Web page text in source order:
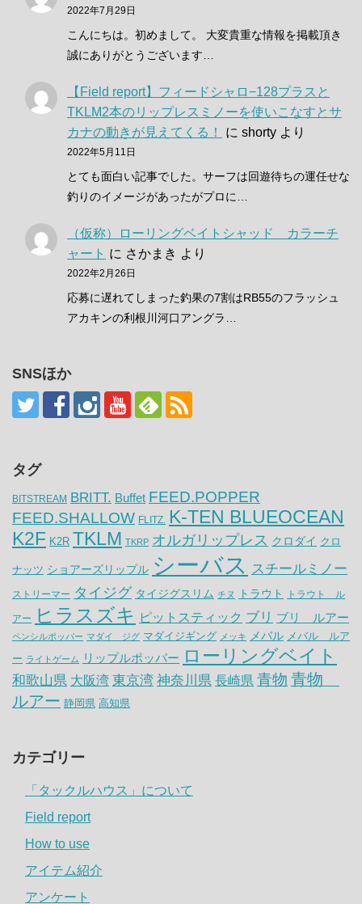
2022年7月29日
こんにちは。初めまして。 大変貴重な情報を掲載頂き
誠にありがとうございます…
【Field report】フィードシャロ−128プラスと
TKLM2本のリップレスミノーを使いこなすとサ
カナの動きが見えてくる！
に shorty より
2022年5月11日
とても面白い記事でした。サーフは回遊待ちの運任せな
釣りのイメージがあったがプロに…
（仮称）ローリングベイトシャッド カラーチ
ャート に さかまき より
2022年2月26日
応募に遅れてしまった釣果の7割はRB55のフラッシュ
アカキンの利根川河口アングラ…
SNSほか
タグ
BITSTREAM BRITT. Buffet FEED.POPPER
FEED.SHALLOW FLITZ.
K-TEN BLUEOCEAN
K2F K2R TKLM TKRP オルガリップレス クロダイ クロ
ナッツ ショアーズリップル シーバス スチールミノー
ストリーマー タイジグ タイジグスリム チヌ トラウト トラウト ル
アー ヒラスズキ ピットスティック ブリ ブリ ルアー
ペンシルポッパー マダイ ジグ マダイジギング メッキ メバル メバル ルア
ー ライトゲーム リップルポッパー ローリングベイト
和歌山県 大阪湾 東京湾 神奈川県 長崎県 青物 青物
ルアー 静岡県 高知県
カテゴリー
「タックルハウス」について
Field report
How to use
アイテム紹介
アンケート